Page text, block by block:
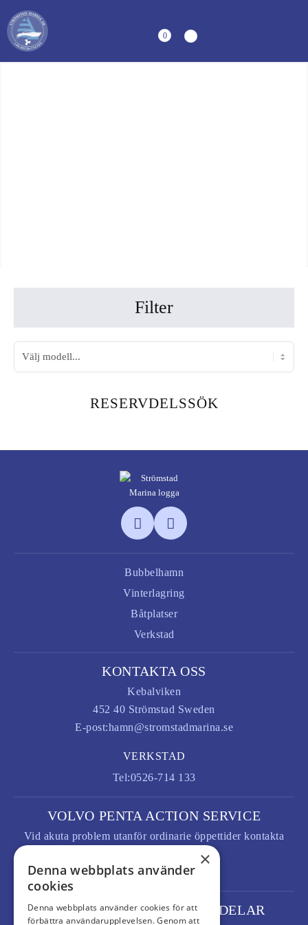
0
Filter
RESERVDELSSÖK
Bubbelhamn
Vinterlagring
Båtplatser
Verkstad
KONTAKTA OSS
Kebalviken
452 40 Strömstad Sweden
E-post:hamn@stromstadmarina.se
VERKSTAD
Tel:0526-714 133
VOLVO PENTA ACTION SERVICE
Vid akuta problem utanför ordinarie öppettider kontakta
Volvo Penta Action service.
Tel:+32 9 255 69 67
BESTÄLLNING AV RESERVDELAR
×
Denna webbplats använder
cookies
Denna webbplats använder cookies för att
förbättra användarupplevelsen. Genom att